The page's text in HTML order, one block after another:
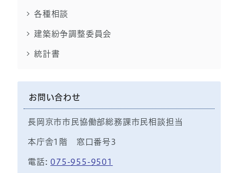
各種相談
建築紛争調整委員会
統計書
お問い合わせ
長岡京市市民協働部総務課市民相談担当
本庁舎1階 窓口番号3
電話: 075-955-9501